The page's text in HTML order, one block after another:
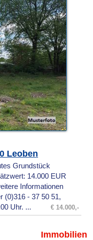
Leoben
Grundstück
14.000 EUR
Informationen
(0)316 - 37 50 51,
Uhr. ...
€ 14.000,-
Immobilien